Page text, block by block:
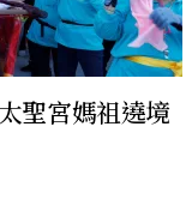
聖宮媽祖遶境